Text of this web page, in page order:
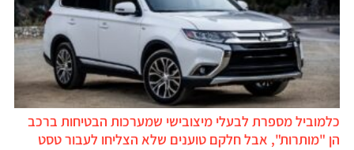
כלמוביל מספרת לבעלי מיצובישי שמערכות הבטיחות ברכב
הן "מותרות", אבל חלקם טוענים שלא הצליחו לעבור טסט